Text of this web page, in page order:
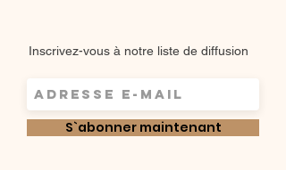
Inscrivez-vous à notre liste de diffusion
S`abonner maintenant